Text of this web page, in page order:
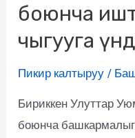
боюнча
чыгууга
Пикир калтыруу /
Бириккен Улуттар
боюнча